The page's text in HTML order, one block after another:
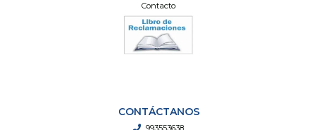
Contacto
CONTÁCTANOS